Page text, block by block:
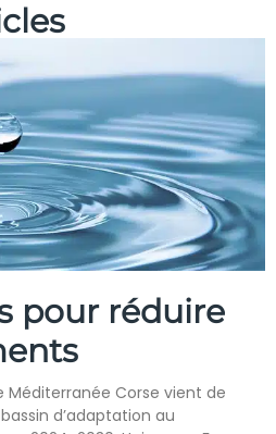
pour réduire
Méditerranée Corse vient de
d’adaptation au